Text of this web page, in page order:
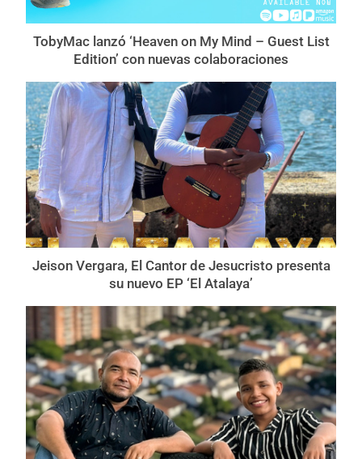
TobyMac lanzó ‘Heaven on My Mind – Guest List
Edition’ con nuevas colaboraciones
Jeison Vergara, El Cantor de Jesucristo presenta
su nuevo EP ‘El Atalaya’